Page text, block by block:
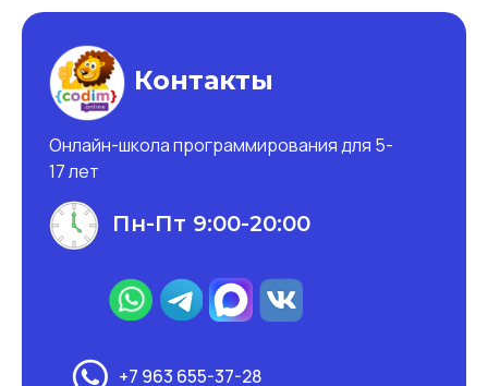
Контакты
Онлайн-школа программирования для 5-
17 лет
Пн-Пт 9:00-20:00
+7 963 655-37-28